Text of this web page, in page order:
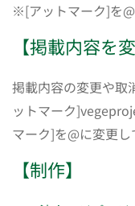
※[アットマーク]を
【掲載内容を
掲載内容の変更や取
ットマーク
マーク]を@に変更し
【制作】